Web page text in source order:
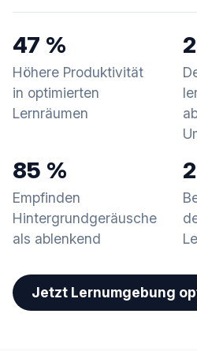
47 %
Höhere Produktivität
in optimierten
Lernräumen
85 %
Empfinden
Hintergrundgeräusche
als ablenkend
Jetzt Lernumgebung